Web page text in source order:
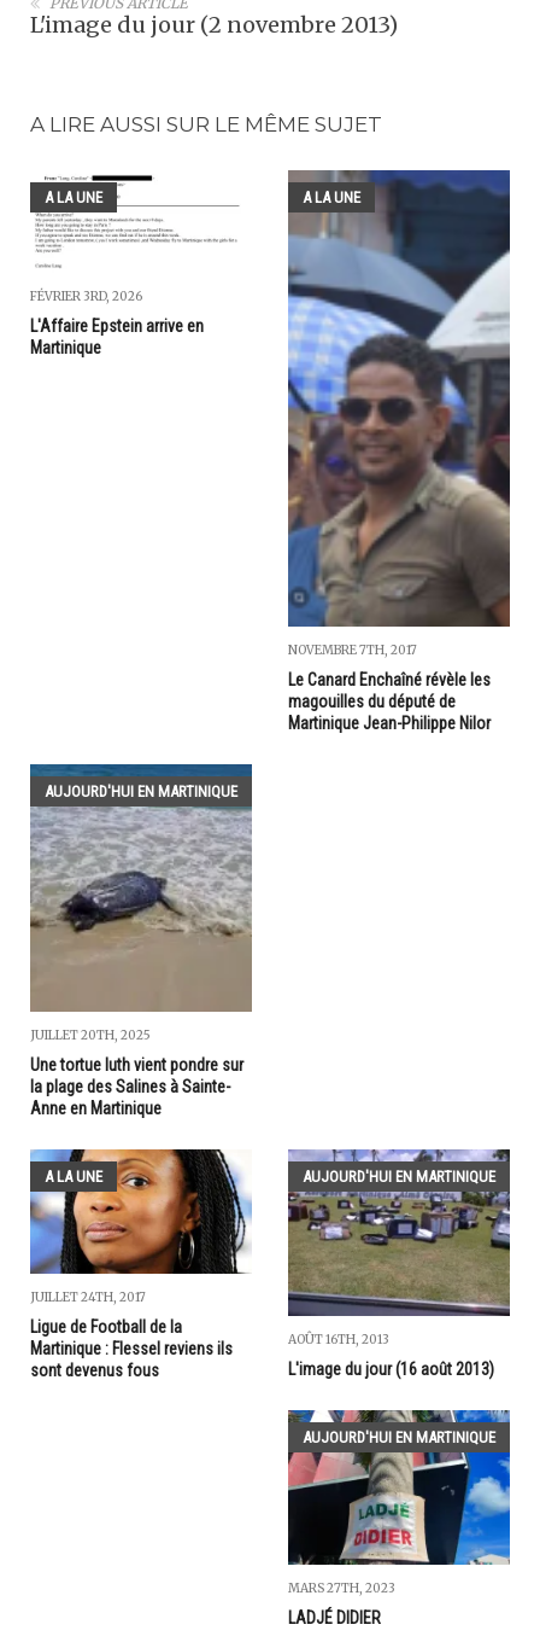
L'image du jour (2 novembre 2013)
A LIRE AUSSI SUR LE MÊME SUJET
A LA UNE
FÉVRIER 3RD, 2026
L'Affaire Epstein arrive en
Martinique
A LA UNE
NOVEMBRE 7TH, 2017
Le Canard Enchaîné révèle les
magouilles du député de
Martinique Jean-Philippe Nilor
AUJOURD'HUI EN MARTINIQUE
JUILLET 20TH, 2025
Une tortue luth vient pondre sur
la plage des Salines à Sainte-
Anne en Martinique
A LA UNE
JUILLET 24TH, 2017
Ligue de Football de la
Martinique : Flessel reviens ils
sont devenus fous
AUJOURD'HUI EN MARTINIQUE
AOÛT 16TH, 2013
L'image du jour (16 août 2013)
AUJOURD'HUI EN MARTINIQUE
MARS 27TH, 2023
LADJÉ DIDIER